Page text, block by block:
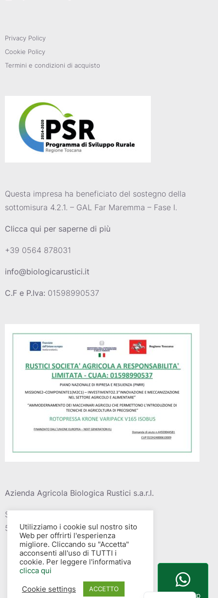
Privacy Policy
Cookie Policy
Termini e condizioni di acquisto
Questa impresa ha beneficiato del sostegno della
sottomisura 4.2.1. – GAL Far Maremma – Fase I.
Clicca qui per saperne di più
+39 0564 878031
info@biologicarustici.it
C.F e P.Iva: 01598990537
Azienda Agricola Biologica Rustici s.a.r.l.
Strada vic. Della barca del grazi, 4
58015 – Albinia (GR)
Utilizziamo i cookie sul nostro sito
Web per offrirti l'esperienza
migliore. Cliccando su "Accetta"
acconsenti all'uso di TUTTI i
cookie. Per leggere l'informativa
clicca qui
Cookie settings
ACCETTO
WhatsApp
English